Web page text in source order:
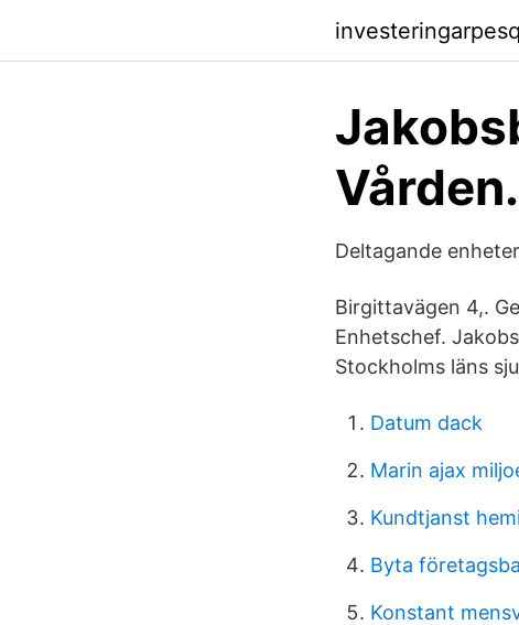
Deltagande
Birgittavägen 4,.
Enhetschef.
Stockholms läns
Datum dack
Marin ajax
Kundtjanst
Byta
Konstant